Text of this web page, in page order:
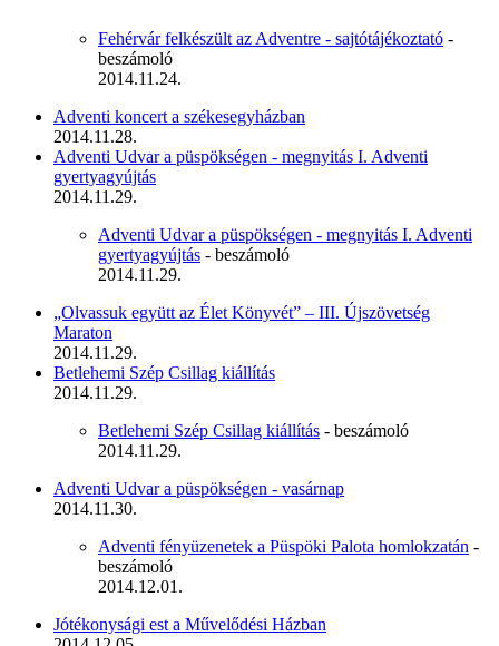
Fehérvár felkészült az Adventre - sajtótájékoztató -
beszámoló
2014.11.24.
Adventi koncert a székesegyházban
2014.11.28.
Adventi Udvar a püspökségen - megnyitás I. Adventi
gyertyagyújtás
2014.11.29.
Adventi Udvar a püspökségen - megnyitás I. Adventi
gyertyagyújtás - beszámoló
2014.11.29.
„Olvassuk együtt az Élet Könyvét” – III. Újszövetség
Maraton
2014.11.29.
Betlehemi Szép Csillag kiállítás
2014.11.29.
Betlehemi Szép Csillag kiállítás - beszámoló
2014.11.29.
Adventi Udvar a püspökségen - vasárnap
2014.11.30.
Adventi fényüzenetek a Püspöki Palota homlokzatán -
beszámoló
2014.12.01.
Jótékonysági est a Művelődési Házban